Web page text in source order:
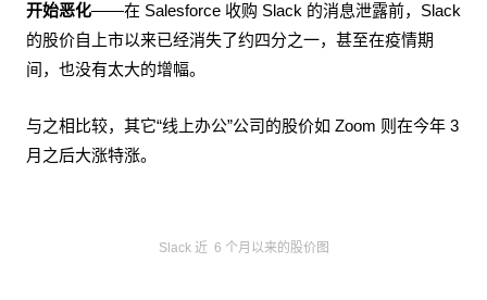
开始恶化——在 Salesforce 收购 Slack 的消息泄露前，Slack
的股价自上市以来已经消失了约四分之一，甚至在疫情期
间，也没有太大的增幅。
与之相比较，其它“线上办公”公司的股价如 Zoom 则在今年 3
月之后大涨特涨。
Slack 近 6 个月以来的股价图